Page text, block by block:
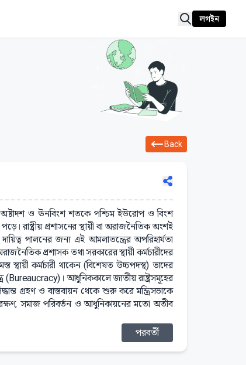
লগইন
Back
অষ্টাদশ ও ঊনবিংশ শতকে পশ্চিম ইউরোপ ও বিংশ
রাষ্ট্রীয় প্রশাসনের স্থায়ী বা অরাজনৈতিক অংশই
পালনের জন্য এই আমলাতন্ত্রের অপরিহার্যতা
প্রশাসক তথা সরকারের স্থায়ী কর্মচারীদের
স্থায়ী কর্মচারী থাকেন (বিশেষত উচ্চপদস্থ) তাদের
আধুনিককালে জাতীয় রাষ্ট্রসমূহের
গ্রহণ ও বাস্তবায়ন থেকে শুরু করে মন্ত্রিসভাকে
সমাজ পরিবর্তন ও আধুনিকায়নের মতো অতীব
পরবর্তী